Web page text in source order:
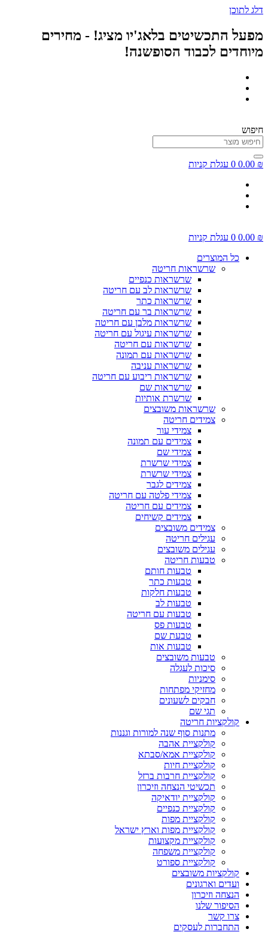
דלג לתוכן
מפעל התכשיטים בלאג'יו מציג! - מחירים
מיוחדים לכבוד הסופשנה!
חיפוש
0.00 ₪
0 עגלת קניות
0.00 ₪
0 עגלת קניות
כל המוצרים
שרשראות חריטה
שרשראות כנפיים
שרשראות לב עם חריטה
שרשראות כתר
שרשראות בר עם חריטה
שרשראות מלבן עם חריטה
שרשראות עיגול עם חריטה
שרשראות עם חריטה
שרשראות עם תמונה
שרשראות עניבה
שרשראות ריבוע עם חריטה
שרשראות שם
שרשרת אותיות
שרשראות משובצים
צמידים חריטה
צמידי עור
צמידים עם תמונה
צמידי שם
צמידי שרשרת
צמידי שרשרת
צמידים לגבר
צמידי פלטה עם חריטה
צמידים עם חריטה
צמידים קשיחים
צמידים משובצים
עגילים חריטה
עגילים משובצים
טבעות חריטה
טבעות חותם
טבעות כתר
טבעות חלקות
טבעות לב
טבעות עם חריטה
טבעות פס
טבעת שם
טבעות אות
טבעות משובצים
סיכות לעגלה
סימניות
מחזיקי מפתחות
חבקים לשעונים
תגי שם
קולקציות חריטה
מתנות סוף שנה למורות וגננות
קולקציית אהבה
קולקציית אמא/סבתא
קולקציית חיות
קולקציית חרבות ברזל
תכשיטי הנצחה וזיכרון
קולקציית יודאיקה
קולקציית כנפיים
קולקציית מפות
קולקציית מפות וארץ ישראל
קולקציית מקצועות
קולקציית משפחה
קולקציית ספורט
קולקציות משובצים
ועדים וארגונים
הנצחה וזיכרון
הסיפור שלנו
צרו קשר
התחברות לעסקים